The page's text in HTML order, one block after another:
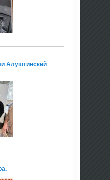
Алуштинский